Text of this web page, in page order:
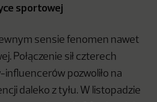
sportowej
sensie fenomen nawet
Połączenie sił czterech
pozwoliło na
daleko z tyłu. W listopadzie